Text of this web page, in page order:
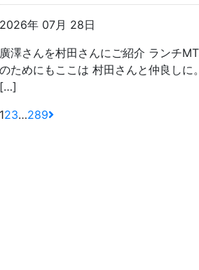
2026年 07月 28日
廣澤さんを村田さんにご紹介 ランチ
のためにもここは 村田さんと仲良し
[…]
123…289